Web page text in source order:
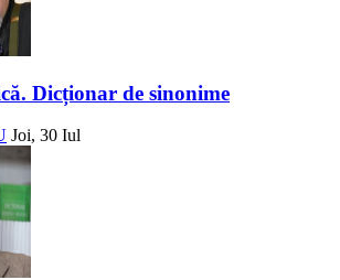
Dicționar de sinonime
Joi, 30 Iul